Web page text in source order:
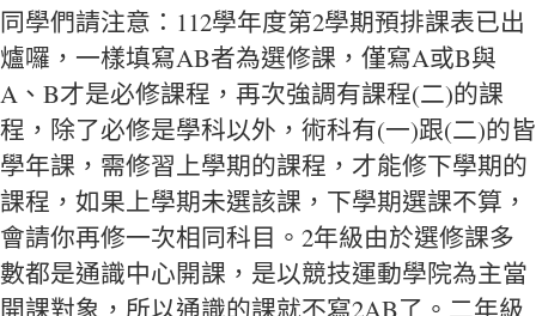
同學們請注意：112學年度第2學期預排課表已出
爐囉，一樣填寫AB者為選修課，僅寫A或B與
A、B才是必修課程，再次強調有課程(二)的課
程，除了必修是學科以外，術科有(一)跟(二)的皆
學年課，需修習上學期的課程，才能修下學期的
課程，如果上學期未選該課，下學期選課不算，
會請你再修一次相同科目。2年級由於選修課多
數都是通識中心開課，是以競技運動學院為主當
開課對象，所以通識的課就不寫2AB了。二年級